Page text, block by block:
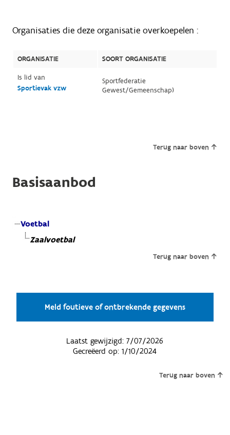
Organisaties die deze organisatie overkoepelen :
ORGANISATIE
SOORT ORGANISATIE
Is lid van
Sportievak vzw
Sportfederatie
Gewest/Gemeenschap)
Terug naar boven
Basisaanbod
Voetbal
Zaalvoetbal
Terug naar boven
Meld foutieve of ontbrekende gegevens
Laatst gewijzigd:7/07/2026
Gecreëerd op:1/10/2024
Terug naar boven